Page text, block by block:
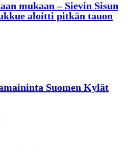
mukaan – Sievin Sisun
aloitti pitkän tauon
Suomen Kylät